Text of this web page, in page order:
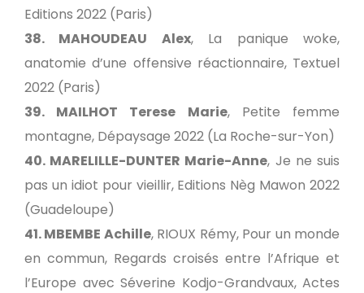
Editions 2022 (Paris)
38. MAHOUDEAU Alex, La panique woke,
anatomie d’une offensive réactionnaire, Textuel
2022 (Paris)
39. MAILHOT Terese Marie, Petite femme
montagne, Dépaysage 2022 (La Roche-sur-Yon)
40. MARELILLE-DUNTER Marie-Anne, Je ne suis
pas un idiot pour vieillir, Editions Nèg Mawon 2022
(Guadeloupe)
41. MBEMBE Achille, RIOUX Rémy, Pour un monde
en commun, Regards croisés entre l’Afrique et
l’Europe avec Séverine Kodjo-Grandvaux, Actes